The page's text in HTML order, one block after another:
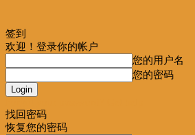
签到
欢迎！登录你的帐户
您的用户名
您的密码
找回密码
恢复您的密码